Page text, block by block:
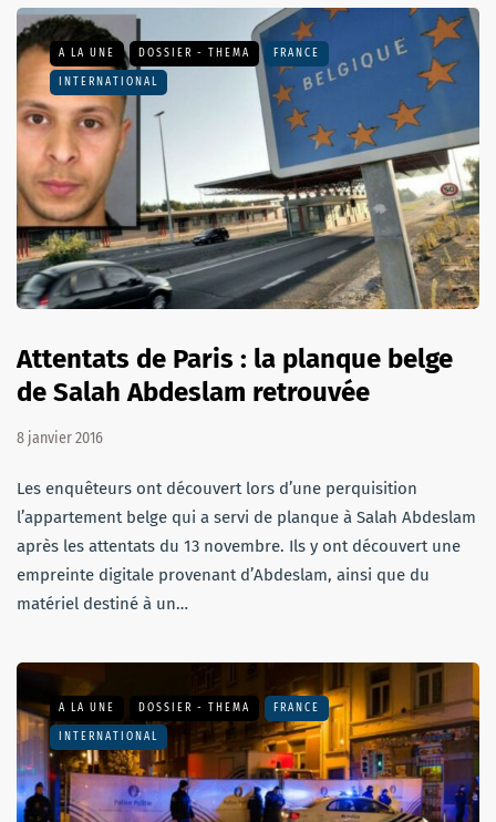
A LA UNE DOSSIER - THEMA FRANCE
INTERNATIONAL
Attentats de Paris : la planque belge
de Salah Abdeslam retrouvée
8 janvier 2016
Les enquêteurs ont découvert lors d’une perquisition
l’appartement belge qui a servi de planque à Salah Abdeslam
après les attentats du 13 novembre. Ils y ont découvert une
empreinte digitale provenant d’Abdeslam, ainsi que du
matériel destiné à un…
A LA UNE DOSSIER - THEMA FRANCE
INTERNATIONAL